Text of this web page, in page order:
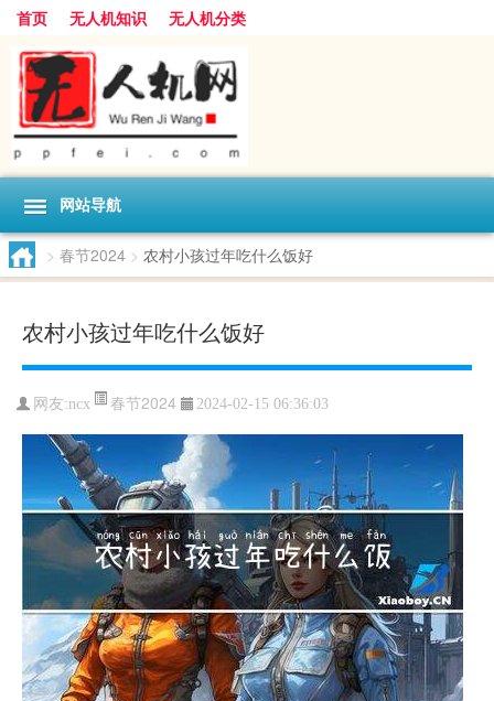
首页 无人机知识 无人机分类
网站导航
> 春节2024 > 农村小孩过年吃什么饭好
农村小孩过年吃什么饭好
网友:ncx 春节2024 2024-02-15 06:36:03